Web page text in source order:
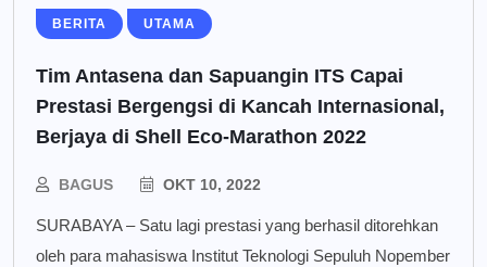
BERITA UTAMA
Tim Antasena dan Sapuangin ITS Capai
Prestasi Bergengsi di Kancah Internasional,
Berjaya di Shell Eco-Marathon 2022
BAGUS OKT 10, 2022
SURABAYA – Satu lagi prestasi yang berhasil ditorehkan
oleh para mahasiswa Institut Teknologi Sepuluh Nopember